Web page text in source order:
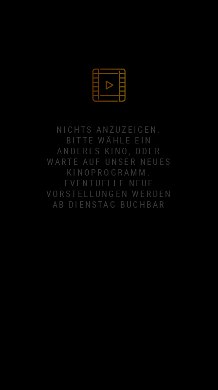
NICHTS ANZUZEIGEN.
BITTE WÄHLE EIN
ANDERES KINO, ODER
WARTE AUF UNSER NEUES
KINOPROGRAMM.
EVENTUELLE NEUE
VORSTELLUNGEN WERDEN
AB DIENSTAG BUCHBAR